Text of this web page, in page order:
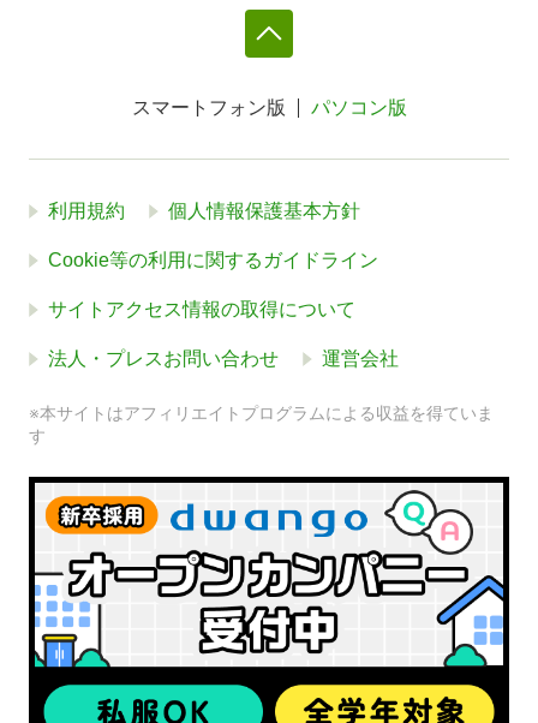
スマートフォン版 パソコン版
利用規約 個人情報保護基本方針
Cookie等の利用に関するガイドライン
サイトアクセス情報の取得について
法人・プレスお問い合わせ 運営会社
※本サイトはアフィリエイトプログラムによる収益を得ていま
す